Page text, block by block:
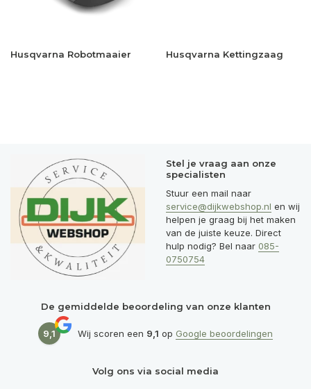
Husqvarna Robotmaaier Husqvarna Kettingzaag
Stel je vraag aan onze
specialisten
Stuur een mail naar
service@dijkwebshop.nl en wij
helpen je graag bij het maken
van de juiste keuze. Direct
hulp nodig? Bel naar 085-
0750754
De gemiddelde beoordeling van onze klanten
9,1 Wij scoren een 9,1 op Google beoordelingen
Volg ons via social media